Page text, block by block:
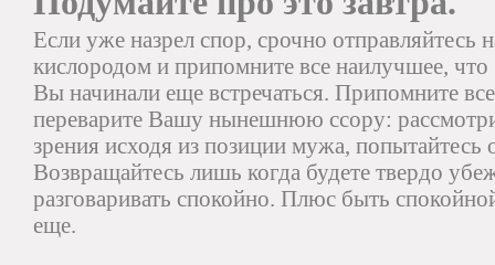
Если уже назрел спор, срочно
кислородом и припомните все наилучшее,
Вы начинали еще встречаться. Припомните
переварите Вашу нынешнюю ссору:
зрения исходя из позиции мужа, попытайтесь
Возвращайтесь лишь когда будете твердо
разговаривать спокойно. Плюс быть
еще.